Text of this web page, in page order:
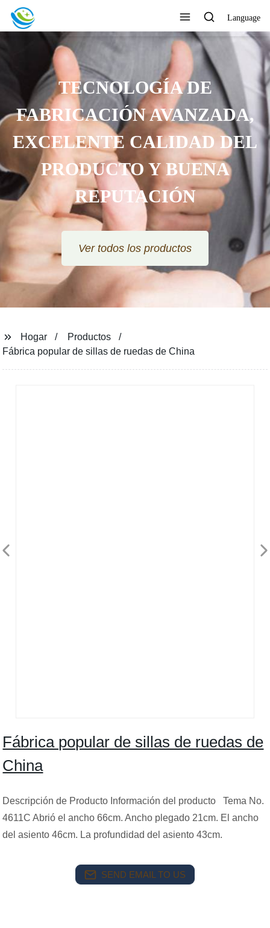
Language
DE
AVANZADA,
CALIDAD DEL
Y BUENA
REPUTACIÓN
Ver todos los productos
Hogar
Productos
Fábrica popular de sillas de ruedas de China
Fábrica popular de sillas de ruedas de
China
Descripción de Producto Información del producto Tema No.
4611C Abrió el ancho 66cm. Ancho plegado 21cm. El ancho
del asiento 46cm. La profundidad del asiento 43cm.
SEND EMAIL TO US